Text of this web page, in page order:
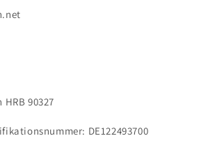
90327
DE122493700